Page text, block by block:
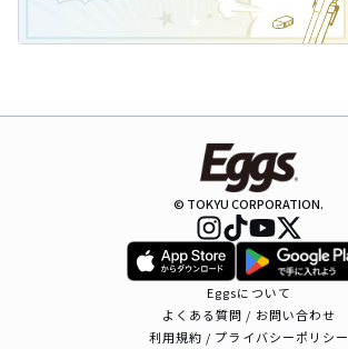
© TOKYU CORPORATION.
Eggsについて
よくある質問 / お問い合わせ
利用規約 / プライバシーポリシー